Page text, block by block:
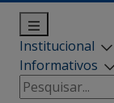
Institucional
Informativos
Pesquisar